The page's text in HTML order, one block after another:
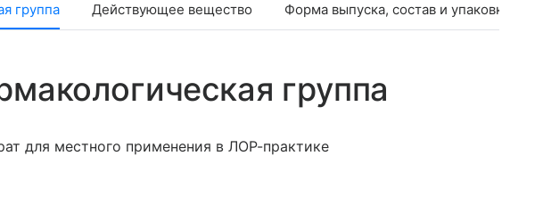
группа Действующее вещество Форма выпуска, состав и упаковка
группа
для местного применения в ЛОР-практике